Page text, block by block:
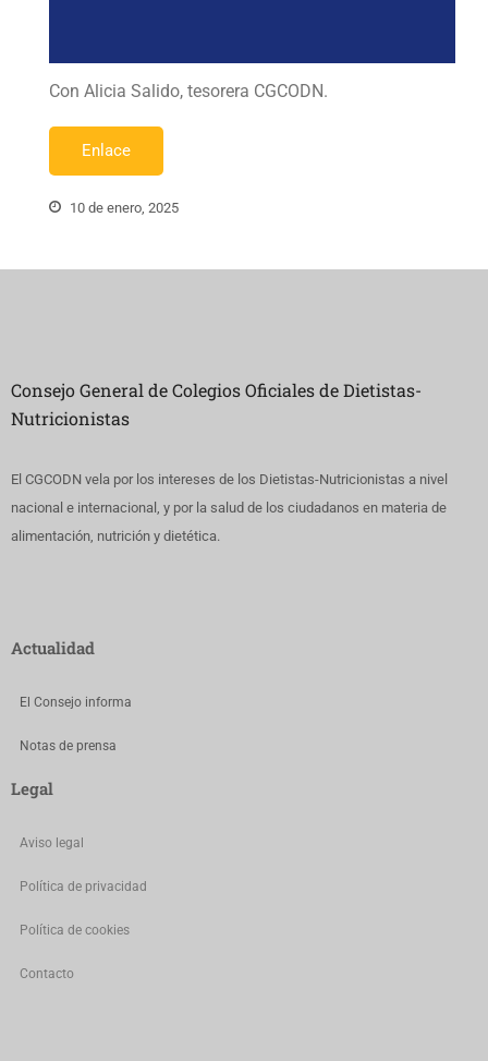
Con Alicia Salido, tesorera CGCODN.
Enlace
10 de enero, 2025
Consejo General de Colegios Oficiales de Dietistas-
Nutricionistas
El CGCODN vela por los intereses de los Dietistas-Nutricionistas a nivel
nacional e internacional, y por la salud de los ciudadanos en materia de
alimentación, nutrición y dietética.
Actualidad
El Consejo informa
Notas de prensa
Legal
Aviso legal
Política de privacidad
Política de cookies
Contacto